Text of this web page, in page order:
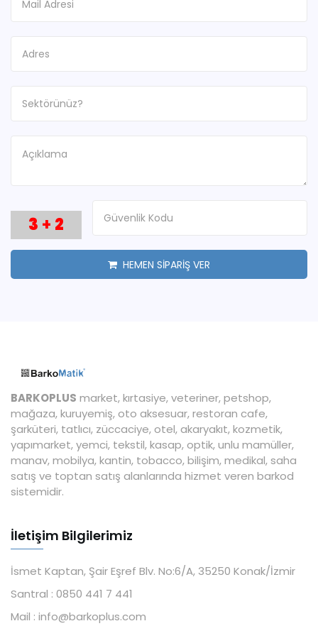
3 + 2
HEMEN SİPARİŞ VER
BARKOPLUS market, kırtasiye, veteriner, petshop,
mağaza, kuruyemiş, oto aksesuar, restoran cafe,
şarküteri, tatlıcı, züccaciye, otel, akaryakıt, kozmetik,
yapımarket, yemci, tekstil, kasap, optik, unlu mamüller,
manav, mobilya, kantin, tobacco, bilişim, medikal, saha
satış ve toptan satış alanlarında hizmet veren barkod
sistemidir.
İletişim Bilgilerimiz
İsmet Kaptan, Şair Eşref Blv. No:6/A, 35250 Konak/İzmir
Santral : 0850 441 7 441
Mail : info@barkoplus.com